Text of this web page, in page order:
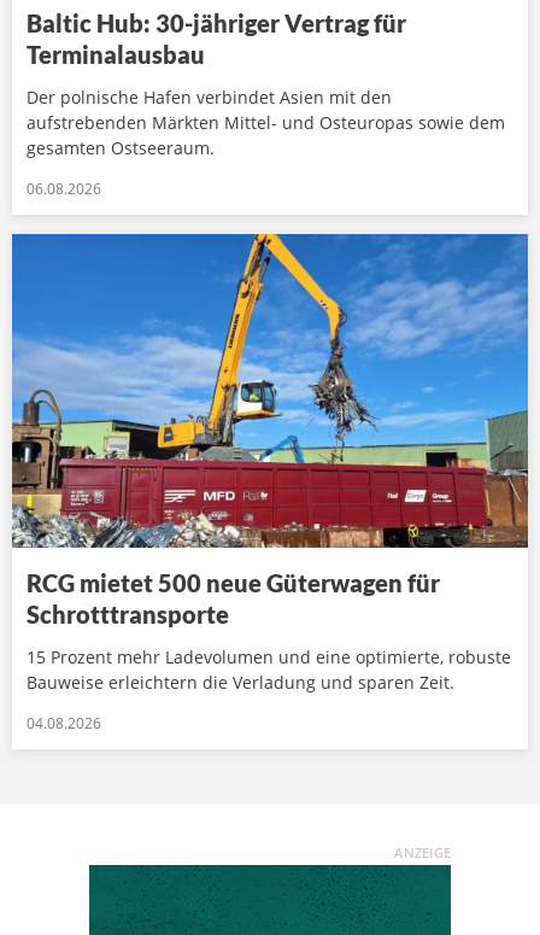
Baltic Hub: 30-jähriger Vertrag für
Terminalausbau
Der polnische Hafen verbindet Asien mit den
aufstrebenden Märkten Mittel- und Osteuropas sowie dem
gesamten Ostseeraum.
06.08.2026
RCG mietet 500 neue Güterwagen für
Schrotttransporte
15 Prozent mehr Ladevolumen und eine optimierte, robuste
Bauweise erleichtern die Verladung und sparen Zeit.
04.08.2026
ANZEIGE